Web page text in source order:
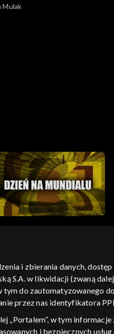
Czerwonych
Mulak
dostępność informacje o
i zbierania danych,
S.A. w likwidacji (zwaną dalej
tym do zautomatyzowanego
przez nas identyfikatora
„Portalem”, w tym
i bezpiecznych